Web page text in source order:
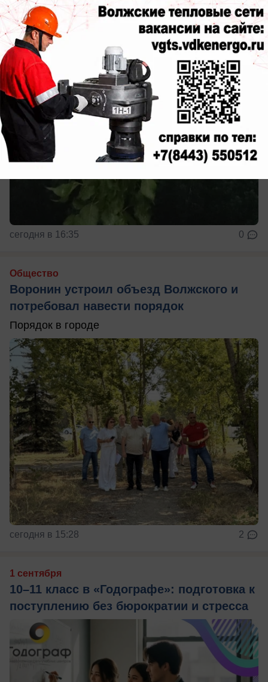
официальный углеродный актив
Подробности
сегодня в 16:35 0
Общество
Воронин устроил объезд Волжского и
потребовал навести порядок
Порядок в городе
сегодня в 15:28 2
1 сентября
10–11 класс в «Годографе»: подготовка к
поступлению без бюрократии и стресса